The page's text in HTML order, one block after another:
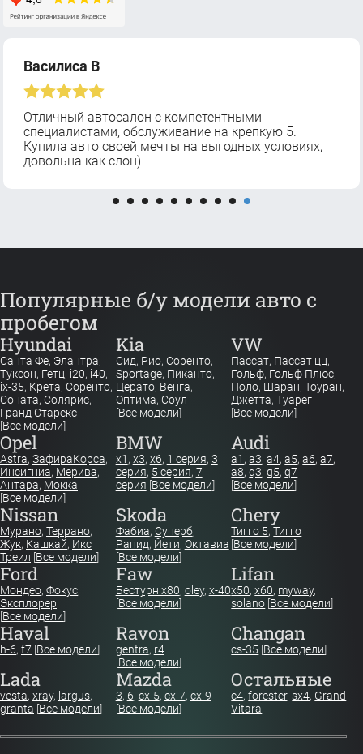
Василиса В
Отличный автосалон с компетентными
специалистами, обслуживание на крепкую 5.
Купила авто своей мечты на выгодных условиях,
довольна как слон)
Популярные б/у модели авто с
пробегом
Hyundai
Санта Фе, Элантра,
Туксон, Гетц, i20, i40,
ix-35, Крета, Соренто,
Соната, Солярис,
Гранд Старекс
[Все модели]
Kia
Сид, Рио, Соренто,
Sportage, Пиканто,
Церато, Венга,
Оптима, Соул
[Все модели]
VW
Пассат, Пассат цц,
Гольф, Гольф Плюс,
Поло, Шаран,Тоуран,
Джетта,Туарег
[Все модели]
Opel
Astra, ЗафираКорса,
Инсигниа, Мерива,
Антара, Мокка
[Все модели]
BMW
x1 , x3, x6, 1 серия, 3
серия, 5 серия, 7
серия [Все модели]
Audi
a1 ,a3,a4,a5,a6,a7,
a8,q3,q5,q7
[Все модели]
Nissan
Мурано, Террано,
Жук, Кашкай, Икс
Треил [Все модели]
Skoda
Фабиа, Суперб,
Рапид, Йети, Октавиа
[Все модели]
Chery
Тигго 5,Тигго
[Все модели]
Ford
Мондео, Фокус,
Эксплорер
[Все модели]
Faw
Бестурн х80, oley, x-40
[Все модели]
Lifan
x50,x60, myway,
solano [Все модели]
Haval
h-6, f7 [Все модели]
Ravon
gentra, r4
[Все модели]
Changan
cs-35 [Все модели]
Lada
vesta, xray, largus,
granta [Все модели]
Mazda
3, 6, cx-5, cx-7, cx-9
[Все модели]
Остальные
c4,forester,sx4, Grand
Vitara